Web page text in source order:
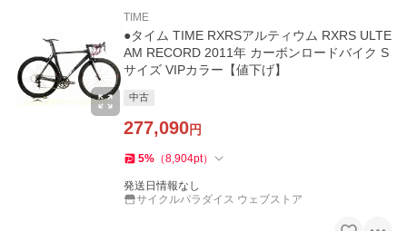
TIME
●タイム TIME RXRSアルティウム RXRS ULTE
AM RECORD 2011年 カーボンロードバイク S
サイズ VIPカラー【値下げ】
中古
277,090円
5% （8,904pt）
発送日情報なし
サイクルパラダイス ウェブストア